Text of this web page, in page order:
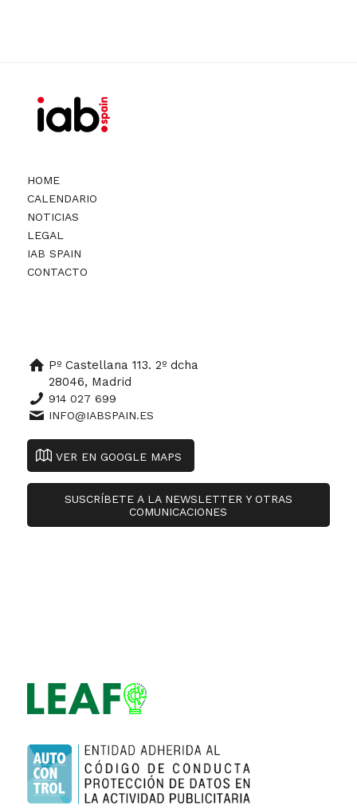
HOME
CALENDARIO
NOTICIAS
LEGAL
IAB SPAIN
CONTACTO
Pº Castellana 113. 2º dcha
28046, Madrid
914 027 699
INFO@IABSPAIN.ES
VER EN GOOGLE MAPS
SUSCRÍBETE A LA NEWSLETTER Y OTRAS
COMUNICACIONES